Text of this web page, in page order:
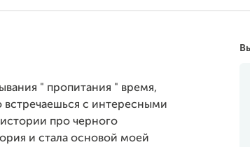
" пропитания " время,
встречаешься с интересными
про черного
и стала основой моей